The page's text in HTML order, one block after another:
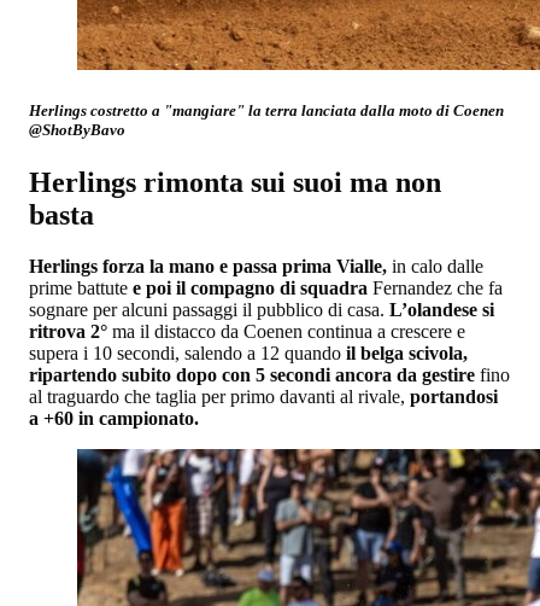
Herlings costretto a "mangiare" la terra lanciata dalla moto di Coenen
@ShotByBavo
Herlings rimonta sui suoi ma non
basta
Herlings forza la mano e passa prima Vialle, in calo dalle
prime battute e poi il compagno di squadra Fernandez che fa
sognare per alcuni passaggi il pubblico di casa. L’olandese si
ritrova 2° ma il distacco da Coenen continua a crescere e
supera i 10 secondi, salendo a 12 quando il belga scivola,
ripartendo subito dopo con 5 secondi ancora da gestire fino
al traguardo che taglia per primo davanti al rivale, portandosi
a +60 in campionato.